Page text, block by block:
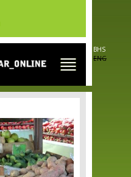
BHS
ENG